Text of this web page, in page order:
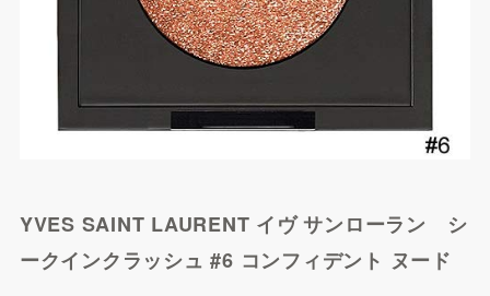
集英社HAPPY PLUS STO
YVES SAINT LAURENT イヴ サンローラン シ
ークインクラッシュ #6 コンフィデント ヌード